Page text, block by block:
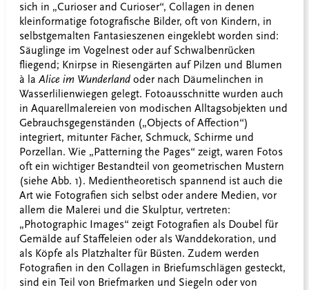
sich in „Curioser and Curioser“, Collagen in denen
kleinformatige fotografische Bilder, oft von Kindern, in
selbstgemalten Fantasieszenen eingeklebt worden sind:
Säuglinge im Vogelnest oder auf Schwalbenrücken
fliegend; Knirpse in Riesengärten auf Pilzen und Blumen
à la Alice im Wunderland oder nach Däumelinchen in
Wasserlilienwiegen gelegt. Fotoausschnitte wurden auch
in Aquarellmalereien von modischen Alltagsobjekten und
Gebrauchsgegenständen („Objects of Affection“)
integriert, mitunter Fächer, Schmuck, Schirme und
Porzellan. Wie „Patterning the Pages“ zeigt, waren Fotos
oft ein wichtiger Bestandteil von geometrischen Mustern
(siehe Abb. 1). Medientheoretisch spannend ist auch die
Art wie Fotografien sich selbst oder andere Medien, vor
allem die Malerei und die Skulptur, vertreten:
„Photographic Images“ zeigt Fotografien als Doubel für
Gemälde auf Staffeleien oder als Wanddekoration, und
als Köpfe als Platzhalter für Büsten. Zudem werden
Fotografien in den Collagen in Briefumschlägen gesteckt,
sind ein Teil von Briefmarken und Siegeln oder von